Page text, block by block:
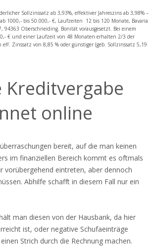
Sollzinssatz ab 3,93%, effektiver Jahreszins ab 3,98% –
1000,- bis 50.000,- €, Laufzeiten 12 bis 120 Monate, Bavaria
94363 Oberschneiding. Bonität vorausgesetzt. Bei einem
€ und einer Laufzeit von 48 Monaten erhalten 2/3 der
Zinssatz von 8,85 % oder günstiger (geb. Sollzinssatz 5,19
Kreditvergabe
online
bereit, auf die man keinen
im finanziellen Bereich kommt es oftmals
vorübergehend eintreten, aber dennoch
Abhilfe schafft in diesem Fall nur ein
man diesen von der Hausbank, da hier
ist, oder negative Schufaeinträge
Strich durch die Rechnung machen.